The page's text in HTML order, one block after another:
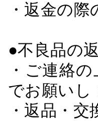
・返金の
●不良品の
・ご連絡
でお願いし
・返品・